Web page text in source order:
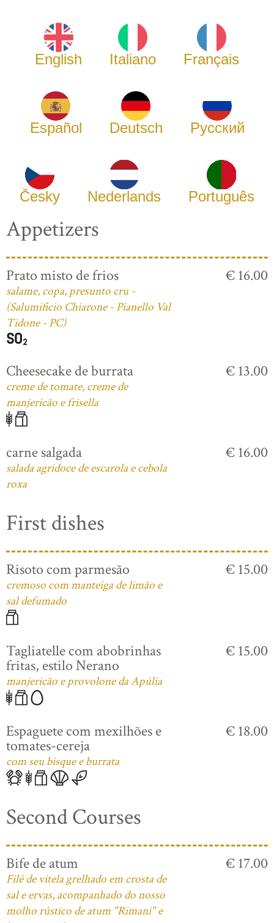
English Italiano Français
Español Deutsch Русский
Česky Nederlands Português
Appetizers
Prato misto de frios
salame, copa, presunto cru -
(Salumificio Chiarone - Pianello Val
Tidone - PC)
€ 16.00
Cheesecake de burrata
creme de tomate, creme de
manjericão e frisella
€ 13.00
carne salgada
salada agridoce de escarola e cebola
roxa
€ 16.00
First dishes
Risoto com parmesão
cremoso com manteiga de limão e
sal defumado
€ 15.00
Tagliatelle com abobrinhas
fritas, estilo Nerano
manjericão e provolone da Apúlia
€ 15.00
Espaguete com mexilhões e
tomates-cereja
com seu bisque e burrata
€ 18.00
Second Courses
Bife de atum
Filé de vitela grelhado em crosta de
sal e ervas, acompanhado do nosso
molho rústico de atum "Rimani" e
€ 17.00